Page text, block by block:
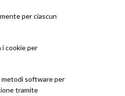
per ciascun
i cookie per
metodi software per
tramite